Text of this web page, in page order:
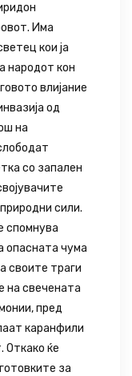
Има
кои ја
народот кон
влијание
од
на
со запален
сили.
спомнува
опасната чума
своите траги
на свечената
пред
каранфили
Откако ќе
за